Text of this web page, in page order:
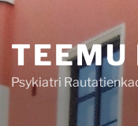
TEEMU
Psykiatri